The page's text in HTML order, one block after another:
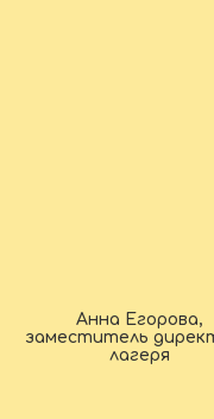
Анна Егорова,
заместитель
лагеря